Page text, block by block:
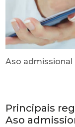
Aso
Principais
Aso